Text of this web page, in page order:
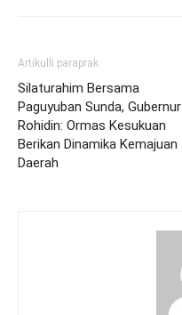
Artikulli paraprak
Silaturahim Bersama
Paguyuban Sunda, Gubernur
Rohidin: Ormas Kesukuan
Berikan Dinamika Kemajuan
Daerah